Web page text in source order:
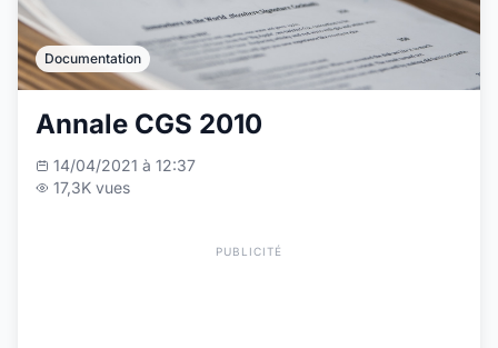
Documentation
Annale CGS 2010
14/04/2021 à 12:37
17,3K vues
PUBLICITÉ